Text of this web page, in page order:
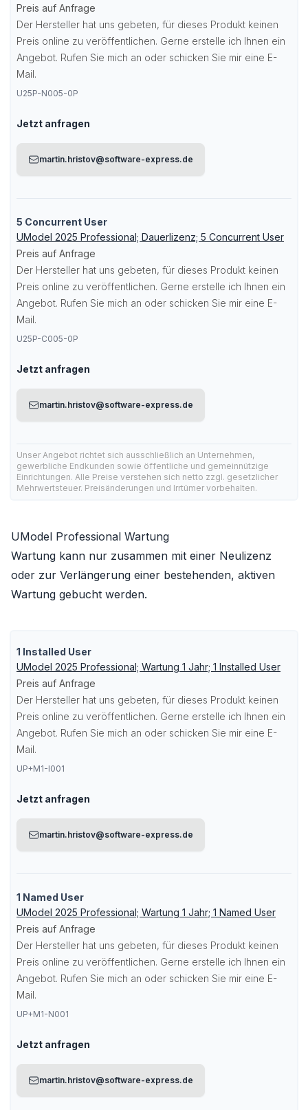
Preis auf Anfrage
Der Hersteller hat uns gebeten, für dieses Produkt keinen
Preis online zu veröffentlichen. Gerne erstelle ich Ihnen ein
Angebot. Rufen Sie mich an oder schicken Sie mir eine E-
Mail.
U25P-N005-0P
Jetzt anfragen
martin.hristov@software-express.de
5 Concurrent User
UModel 2025 Professional; Dauerlizenz; 5 Concurrent User
Preis auf Anfrage
Der Hersteller hat uns gebeten, für dieses Produkt keinen
Preis online zu veröffentlichen. Gerne erstelle ich Ihnen ein
Angebot. Rufen Sie mich an oder schicken Sie mir eine E-
Mail.
U25P-C005-0P
Jetzt anfragen
martin.hristov@software-express.de
Unser Angebot richtet sich ausschließlich an Unternehmen,
gewerbliche Endkunden sowie öffentliche und gemeinnützige
Einrichtungen. Alle Preise verstehen sich netto zzgl. gesetzlicher
Mehrwertsteuer. Preisänderungen und Irrtümer vorbehalten.
UModel Professional Wartung
Wartung kann nur zusammen mit einer Neulizenz
oder zur Verlängerung einer bestehenden, aktiven
Wartung gebucht werden.
1 Installed User
UModel 2025 Professional; Wartung 1 Jahr; 1 Installed User
Preis auf Anfrage
Der Hersteller hat uns gebeten, für dieses Produkt keinen
Preis online zu veröffentlichen. Gerne erstelle ich Ihnen ein
Angebot. Rufen Sie mich an oder schicken Sie mir eine E-
Mail.
UP+M1-I001
Jetzt anfragen
martin.hristov@software-express.de
1 Named User
UModel 2025 Professional; Wartung 1 Jahr; 1 Named User
Preis auf Anfrage
Der Hersteller hat uns gebeten, für dieses Produkt keinen
Preis online zu veröffentlichen. Gerne erstelle ich Ihnen ein
Angebot. Rufen Sie mich an oder schicken Sie mir eine E-
Mail.
UP+M1-N001
Jetzt anfragen
martin.hristov@software-express.de